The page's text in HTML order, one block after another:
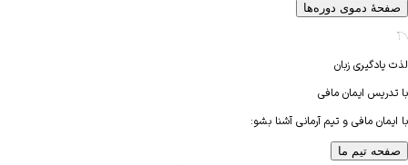
دموی دوره‌ها
زبان
ایمان مافی
مافی و تیم آرمانی آشنا بشو:
تیم ما